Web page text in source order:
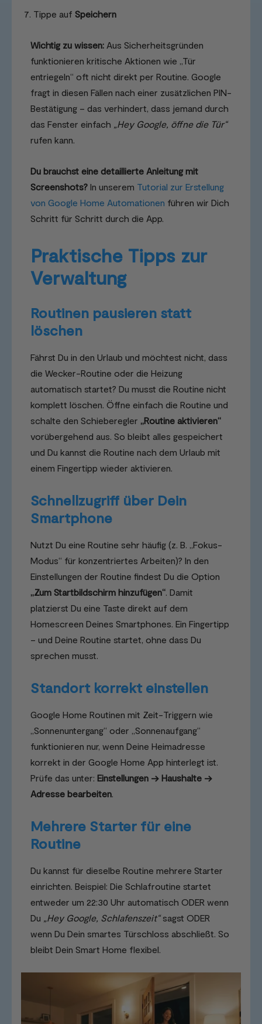
Tippe auf Speichern
Wichtig zu wissen: Aus Sicherheitsgründen
funktionieren kritische Aktionen wie „Tür
entriegeln“ oft nicht direkt per Routine. Google
fragt in diesen Fällen nach einer zusätzlichen PIN-
Bestätigung – das verhindert, dass jemand durch
das Fenster einfach „Hey Google, öffne die Tür“
rufen kann.
Du brauchst eine detaillierte Anleitung mit
Screenshots? In unserem Tutorial zur Erstellung
von Google Home Automationen führen wir Dich
Schritt für Schritt durch die App.
Praktische Tipps zur
Verwaltung
Routinen pausieren statt
löschen
Fährst Du in den Urlaub und möchtest nicht, dass
die Wecker-Routine oder die Heizung
automatisch startet? Du musst die Routine nicht
komplett löschen. Öffne einfach die Routine und
schalte den Schieberegler „Routine aktivieren“
vorübergehend aus. So bleibt alles gespeichert
und Du kannst die Routine nach dem Urlaub mit
einem Fingertipp wieder aktivieren.
Schnellzugriff über Dein
Smartphone
Nutzt Du eine Routine sehr häufig (z. B. „Fokus-
Modus“ für konzentriertes Arbeiten)? In den
Einstellungen der Routine findest Du die Option
„Zum Startbildschirm hinzufügen“. Damit
platzierst Du eine Taste direkt auf dem
Homescreen Deines Smartphones. Ein Fingertipp
– und Deine Routine startet, ohne dass Du
sprechen musst.
Standort korrekt einstellen
Google Home Routinen mit Zeit-Triggern wie
„Sonnenuntergang“ oder „Sonnenaufgang“
funktionieren nur, wenn Deine Heimadresse
korrekt in der Google Home App hinterlegt ist.
Prüfe das unter: Einstellungen → Haushalte →
Adresse bearbeiten.
Mehrere Starter für eine
Routine
Du kannst für dieselbe Routine mehrere Starter
einrichten. Beispiel: Die Schlafroutine startet
entweder um 22:30 Uhr automatisch ODER wenn
Du „Hey Google, Schlafenszeit“sagst ODER
wenn Du Dein smartes Türschloss abschließt. So
bleibt Dein Smart Home flexibel.